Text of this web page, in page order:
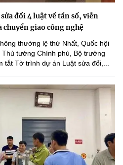
đổi 4 luật về tần số, viễn
giao công nghệ
thường lệ thứ Nhất, Quốc hội
tướng Chính phủ, Bộ trưởng
tắt Tờ trình dự án Luật sửa đổi,...